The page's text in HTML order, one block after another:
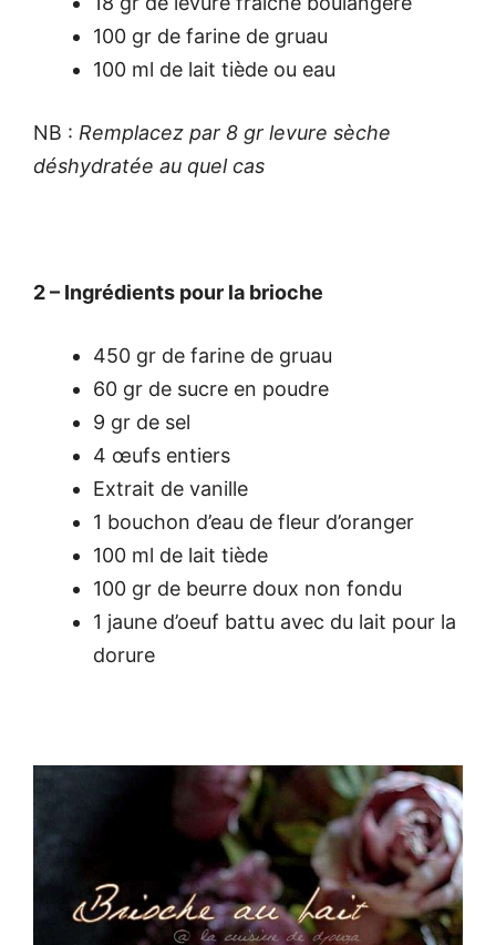
100 gr de farine de gruau
100 ml de lait tiède ou eau
NB : Remplacez par 8 gr levure sèche
déshydratée au quel cas
2 – Ingrédients pour la brioche
450 gr de farine de gruau
60 gr de sucre en poudre
9 gr de sel
4 œufs entiers
Extrait de vanille
1 bouchon d’eau de fleur d’oranger
100 ml de lait tiède
100 gr de beurre doux non fondu
1 jaune d’oeuf battu avec du lait pour la
dorure